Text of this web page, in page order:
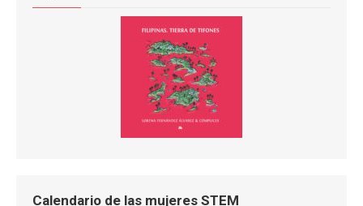
Calendario de las mujeres STEM